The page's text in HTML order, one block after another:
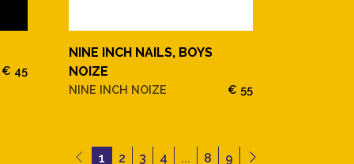
€ 45
NINE INCH NAILS, BOYS
NOIZE
NINE INCH NOIZE € 55
1 2 3 4 ... 8 9